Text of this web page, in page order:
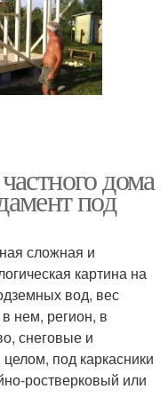
дома
под
сложная и
картина на
вод, вес
нем, регион, в
снеговые и
под каркасники
ростверковый или